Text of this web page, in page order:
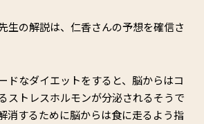
生の解説は、仁香さんの予想を確信さ
ドなダイエットをすると、脳からはコ
ストレスホルモンが分泌されるそうで
消するために脳からは食に走るよう指